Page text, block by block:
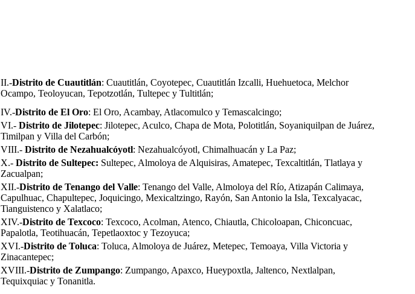
II.-Distrito de Cuautitlán: Cuautitlán, Coyotepec, Cuautitlán Izcalli, Huehuetoca, Melchor
Ocampo, Teoloyucan, Tepotzotlán, Tultepec y Tultitlán;
IV.-Distrito de El Oro: El Oro, Acambay, Atlacomulco y Temascalcingo;
VI.- Distrito de Jilotepec: Jilotepec, Aculco, Chapa de Mota, Polotitlán, Soyaniquilpan de Juárez,
Timilpan y Villa del Carbón;
VIII.- Distrito de Nezahualcóyotl: Nezahualcóyotl, Chimalhuacán y La Paz;
X.- Distrito de Sultepec: Sultepec, Almoloya de Alquisiras, Amatepec, Texcaltitlán, Tlatlaya y
Zacualpan;
XII.-Distrito de Tenango del Valle: Tenango del Valle, Almoloya del Río, Atizapán Calimaya,
Capulhuac, Chapultepec, Joquicingo, Mexicaltzingo, Rayón, San Antonio la Isla, Texcalyacac,
Tianguistenco y Xalatlaco;
XIV.-Distrito de Texcoco: Texcoco, Acolman, Atenco, Chiautla, Chicoloapan, Chiconcuac,
Papalotla, Teotihuacán, Tepetlaoxtoc y Tezoyuca;
XVI.-Distrito de Toluca: Toluca, Almoloya de Juárez, Metepec, Temoaya, Villa Victoria y
Zinacantepec;
XVIII.-Distrito de Zumpango: Zumpango, Apaxco, Hueypoxtla, Jaltenco, Nextlalpan,
Tequixquiac y Tonanitla.